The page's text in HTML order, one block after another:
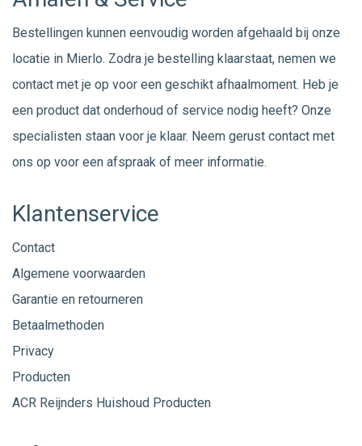
Bestellingen kunnen eenvoudig worden afgehaald bij onze
locatie in Mierlo. Zodra je bestelling klaarstaat, nemen we
contact met je op voor een geschikt afhaalmoment. Heb je
een product dat onderhoud of service nodig heeft? Onze
specialisten staan voor je klaar. Neem gerust contact met
ons op voor een afspraak of meer informatie.
Klantenservice
Contact
Algemene voorwaarden
Garantie en retourneren
Betaalmethoden
Privacy
Producten
ACR Reijnders Huishoud Producten